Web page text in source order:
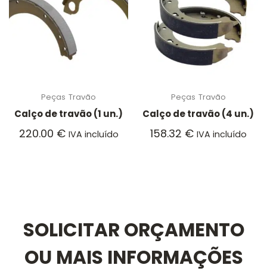
Peças Travão
Calço de travão (1 un.)
220.00 € IVA incluído
Peças Travão
Calço de travão (4 un.)
158.32 € IVA incluído
SOLICITAR ORÇAMENTO
OU MAIS INFORMAÇÕES